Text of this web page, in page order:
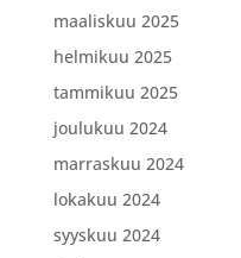
maaliskuu 2025
helmikuu 2025
tammikuu 2025
joulukuu 2024
marraskuu 2024
lokakuu 2024
syyskuu 2024